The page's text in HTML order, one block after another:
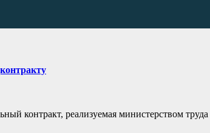
контракт, реализуемая министерством